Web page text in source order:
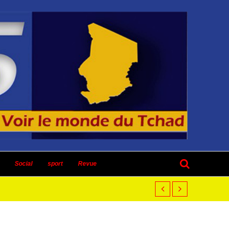
Social sport Revue